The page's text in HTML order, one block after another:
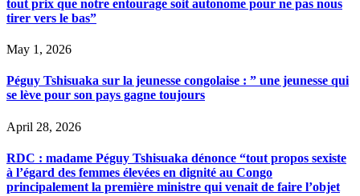
tout prix que notre entourage soit autonome pour ne pas nous
tirer vers le bas”
May 1, 2026
Péguy Tshisuaka sur la jeunesse congolaise : ” une jeunesse qui
se lève pour son pays gagne toujours
April 28, 2026
RDC : madame Péguy Tshisuaka dénonce “tout propos sexiste
à l’égard des femmes élevées en dignité au Congo
principalement la première ministre qui venait de faire l’objet